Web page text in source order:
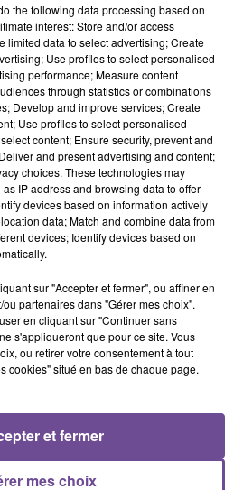
la location de véhicules
recherche un assistant
: saisie des factures clients
bancaire et carburant,
des opérations comptable
de la TVA, ouverture du
collaborateurs sur l’utilisation
Emploi : 143PFZY
ACTUS
the following data processing based on
interest: Store and/or access
limited data to select advertising; Create
Use profiles to select personalised
performance; Measure content
through statistics or combinations
Develop and improve services; Create
Use profiles to select personalised
content; Ensure security, prevent and
and present advertising and content;
choices. These technologies may
IP address and browsing data to offer
devices based on information actively
data; Match and combine data from
devices; Identify devices based on
sur "Accepter et fermer", ou affiner en
partenaires dans "Gérer mes choix".
en cliquant sur "Continuer sans
s'appliqueront que pour ce site. Vous
ou retirer votre consentement à tout
cookies" situé en bas de chaque page.
mes choix
et fermer